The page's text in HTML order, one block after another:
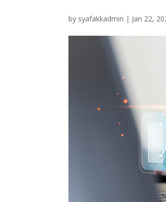
by syafakkadmin | Jan 22,